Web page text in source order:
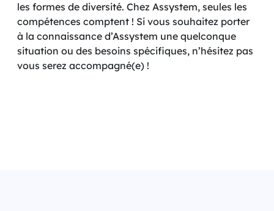
les formes de diversité. Chez Assystem, seules les
compétences comptent ! Si vous souhaitez porter
à la connaissance d’Assystem une quelconque
situation ou des besoins spécifiques, n’hésitez pas
vous serez accompagné(e) !